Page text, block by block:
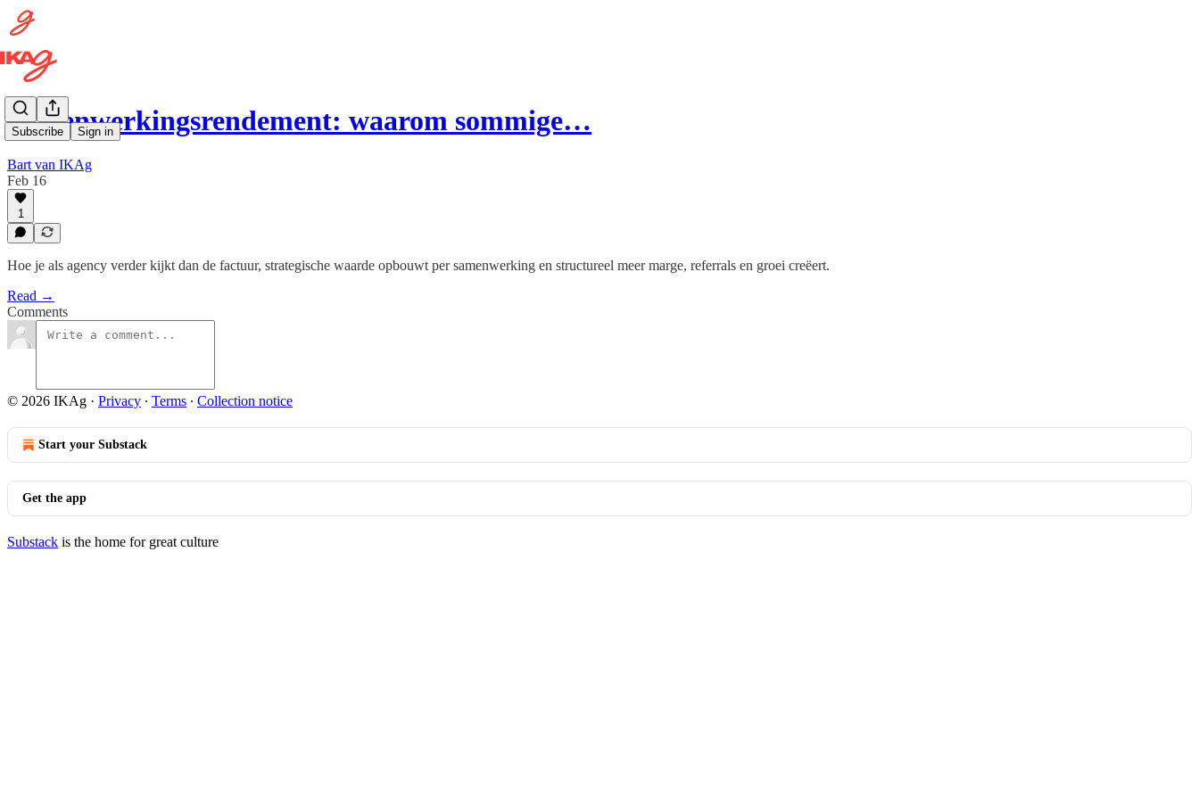
Subscribe Sign in
Samenwerkingsrendement: waarom sommige…
Bart van IKAg
Feb 16
1
Hoe je als agency verder kijkt dan de factuur, strategische waarde opbouwt per samenwerking en structureel meer marge, referrals en groei creëert.
Read →
Comments
© 2026 IKAg · Privacy ∙ Terms ∙ Collection notice
Start your Substack
Get the app
Substack is the home for great culture